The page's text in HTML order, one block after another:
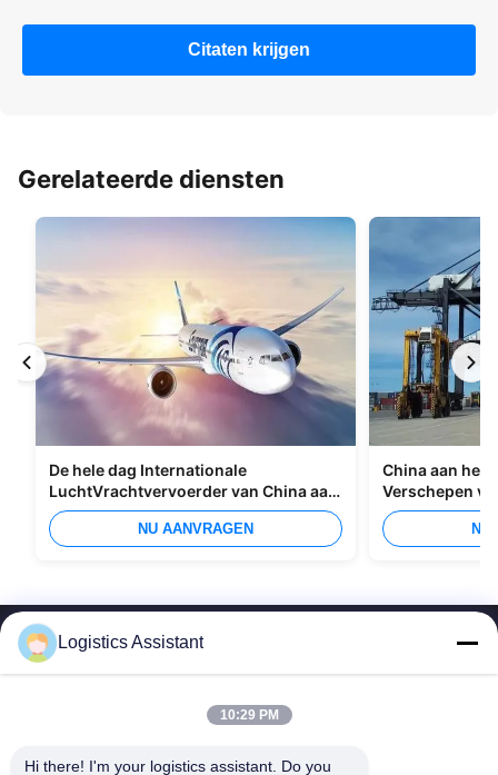
Citaten krijgen
Gerelateerde diensten
De hele dag Internationale
LuchtVrachtvervoerder van China aan
Manilla
NU AANVRAGEN
China aan het
Verschepen
Overzees
NU
Logistics Assistant
10:29 PM
Hi there! I'm your logistics assistant. Do you